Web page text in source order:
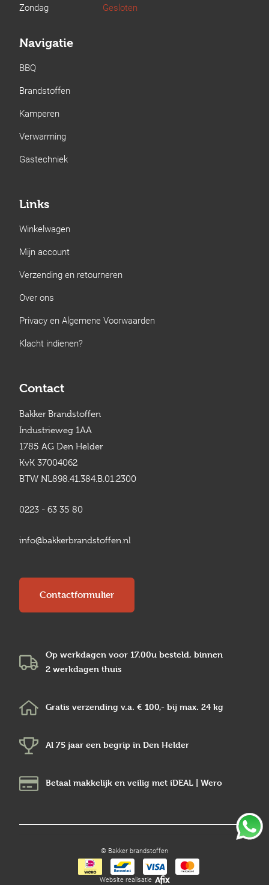
Zondag
Gesloten
Navigatie
BBQ
Brandstoffen
Kamperen
Verwarming
Gastechniek
Links
Winkelwagen
Mijn account
Verzending en retourneren
Over ons
Privacy en Algemene Voorwaarden
Klacht indienen?
Contact
Bakker Brandstoffen
Industrieweg 1AA
1785 AG Den Helder
KvK 37004062
BTW NL898.41.384.B.01.2300
0223 - 63 35 80
info@bakkerbrandstoffen.nl
Contactformulier
Op werkdagen voor 17.00u besteld, binnen
2 werkdagen thuis
Gratis verzending v.a. € 100,- bij max. 24 kg
Al 75 jaar een begrip in Den Helder
Betaal makkelijk en veilig met iDEAL | Wero
© Bakker brandstoffen
Website realisatie